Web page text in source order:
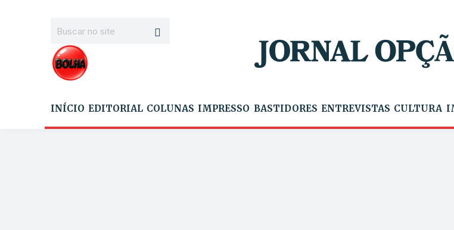
INÍCIO EDITORIAL COLUNAS IMPRESSO BASTIDORES ENTREVISTAS CULTURA